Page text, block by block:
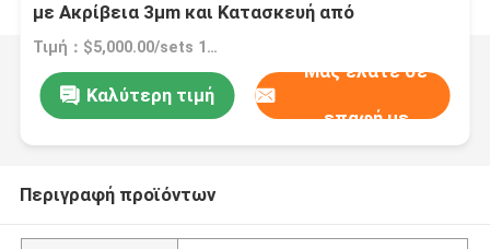
με Ακρίβεια 3μm και Κατασκευή από
Ανοξείδωτο ΑτσάλιΤιμή：$5,000.00/sets 1-4 sets
Καλύτερη τιμή
Μας ελάτε σε
επαφή με
Περιγραφή προϊόντων